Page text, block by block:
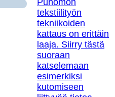
tekstiilityön
tekniikoiden
kattaus on erittäin
laaja. Siirry tästä
suoraan
katselemaan
esimerkiksi
kutomiseen